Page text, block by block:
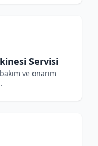
Servisi
ve onarım